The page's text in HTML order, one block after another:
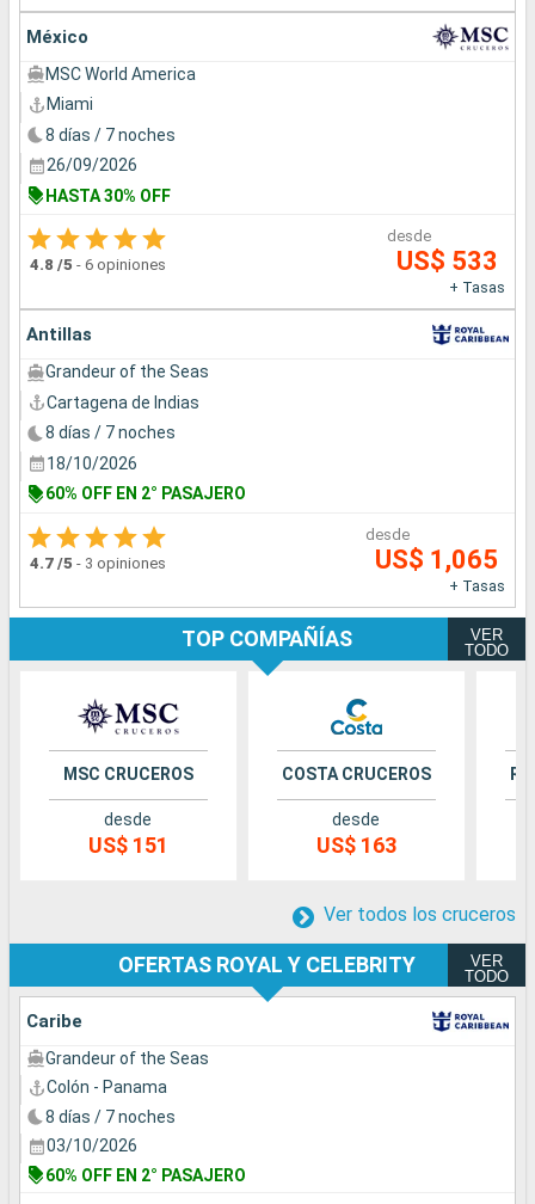
México
MSC World America
Miami
8 días / 7 noches
26/09/2026
HASTA 30% OFF
4.8 /5 - 6 opiniones
desde
US$ 533
+ Tasas
Antillas
Grandeur of the Seas
Cartagena de Indias
8 días / 7 noches
18/10/2026
60% OFF EN 2° PASAJERO
4.7 /5 - 3 opiniones
desde
US$ 1,065
+ Tasas
TOP COMPAÑÍAS
VER
TODO
MSC CRUCEROS
desde
US$ 151
COSTA CRUCEROS
desde
US$ 163
Ver todos los cruceros
OFERTAS ROYAL Y CELEBRITY
VER
TODO
Caribe
Grandeur of the Seas
Colón - Panama
8 días / 7 noches
03/10/2026
60% OFF EN 2° PASAJERO